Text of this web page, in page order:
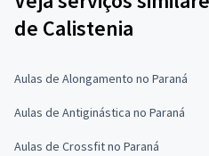
de Calistenia
Aulas de Alongamento no Paraná
Aulas de Antiginástica no Paraná
Aulas de Crossfit no Paraná